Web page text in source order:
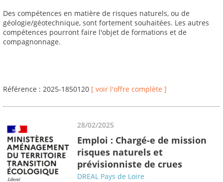
Des compétences en matière de risques naturels, ou de
géologie/géotechnique, sont fortement souhaitées. Les autres
compétences pourront faire l'objet de formations et de
compagnonnage.
Référence : 2025-1850120 [ voir l'offre complète ]
28/02/2025
Emploi : Chargé-e de mission
risques naturels et
prévisionniste de crues
DREAL Pays de Loire